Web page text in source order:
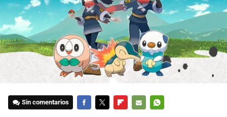
Sin comentarios